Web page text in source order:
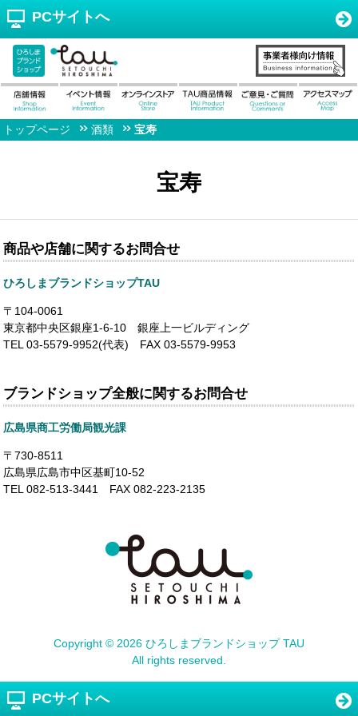
PCサイトへ
トップページ 酒類 宝寿
宝寿
商品や店舗に関するお問合せ
ひろしまブランドショップTAU
〒104-0061
東京都中央区銀座1-6-10 銀座上一ビルディング
TEL 03-5579-9952(代表) FAX 03-5579-9953
ブランドショップ全般に関するお問合せ
広島県商工労働局観光課
〒730-8511
広島県広島市中区基町10-52
TEL 082-513-3441 FAX 082-223-2135
Copyright © 2026 ひろしまブランドショップ TAU
All rights reserved.
PCサイトへ